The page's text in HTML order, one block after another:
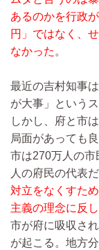
あるのかを行政
円」ではなく、
なかった。
最近の吉村知事
が大事」というス
しかし、府と市
局面があっても良
市は270万人の
人の府民の代表
対立をなくすた
主義の理念に反
市が府に吸収さ
が起こる。地方